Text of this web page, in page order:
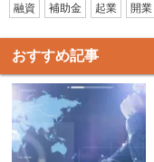
融資
補助金 起業 開業
おすすめ記事